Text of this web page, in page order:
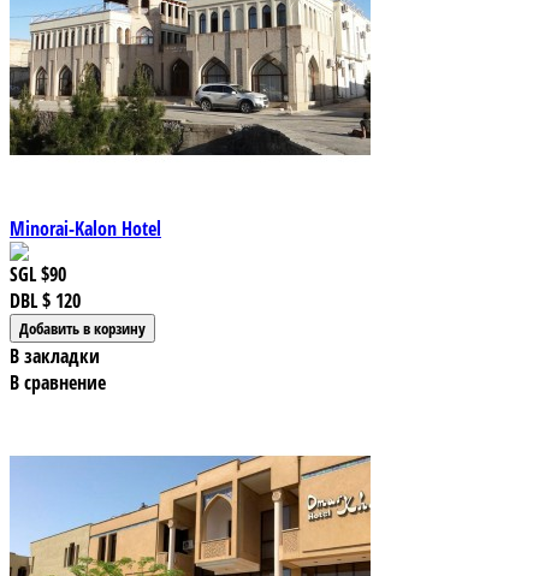
Minorai-Kalon Hotel
SGL$90
DBL$ 120
В закладки
В сравнение